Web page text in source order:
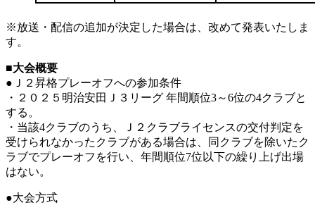
※放送・配信の追加が決定した場合は、改めて発表いたしま
す。
■大会概要
●Ｊ２昇格プレーオフへの参加条件
・２０２５明治安田Ｊ３リーグ 年間順位3～6位の4クラブと
する。
・当該4クラブのうち、Ｊ２クラブライセンスの交付判定を
受けられなかったクラブがある場合は、同クラブを除いたク
ラブでプレーオフを行い、年間順位7位以下の繰り上げ出場
はない。
●大会方式